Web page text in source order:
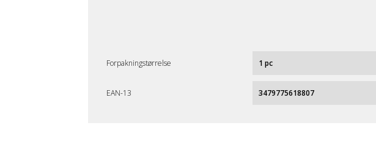
Forpakningstørrelse 1 pc
EAN-13 3479775618807